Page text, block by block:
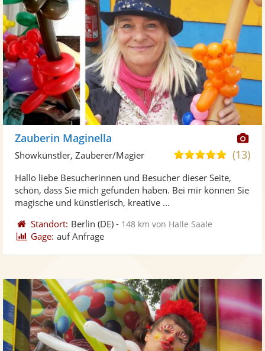
Zauberin Maginella
5,0
5
(13)
Showkünstler, Zauberer/Magier
Hallo liebe Besucherinnen und Besucher dieser Seite,
schön, dass Sie mich gefunden haben. Bei mir können Sie
magische und künstlerisch, kreative ...
Standort: Berlin (DE) - 148 km von Halle Saale
Gage: auf Anfrage